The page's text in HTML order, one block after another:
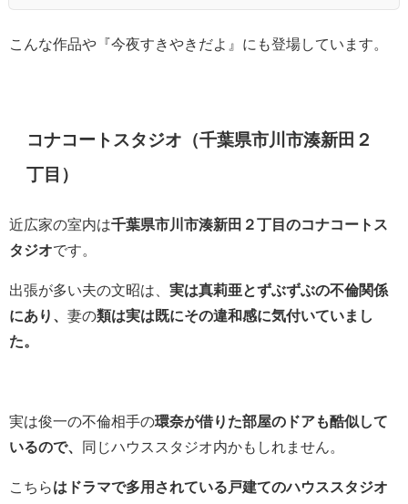
こんな作品や『今夜すきやきだよ』にも登場しています。
コナコートスタジオ（千葉県市川市湊新田２
丁目）
近広家の室内は千葉県市川市湊新田２丁目のコナコートス
タジオです。
出張が多い夫の文昭は、 実は真莉亜とずぶずぶの不倫関係
にあり、 妻の類は実は既にその違和感に気付いていまし
た。
実は俊一の不倫相手の環奈が借りた部屋のドアも酷似して
いるので、
同じハウススタジオ内かもしれません。
こちらはドラマで多用されている戸建てのハウススタジオ